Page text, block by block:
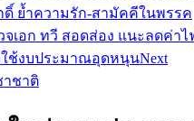
ดิ์ ย้ำความรัก-สามัคคีในพรรค
จเอก ทวี สอดส่อง แนะลดค่า
ช้งบประมาณอุดหนุนNext